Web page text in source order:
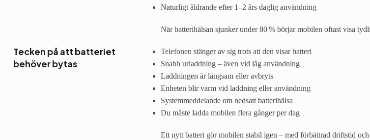
Naturligt åldrande efter 1–2 års daglig användning
När batterihälsan sjunker under 80 % börjar mobilen oftast visa
Tecken på att batteriet
behöver bytas
Telefonen stänger av sig trots att den visar batteri
Snabb urladdning – även vid låg användning
Laddningen är långsam eller avbryts
Enheten blir varm vid laddning eller användning
Systemmeddelande om nedsatt batterihälsa
Du måste ladda mobilen flera gånger per dag
Ett nytt batteri gör mobilen stabil igen – med förbättrad driftstid